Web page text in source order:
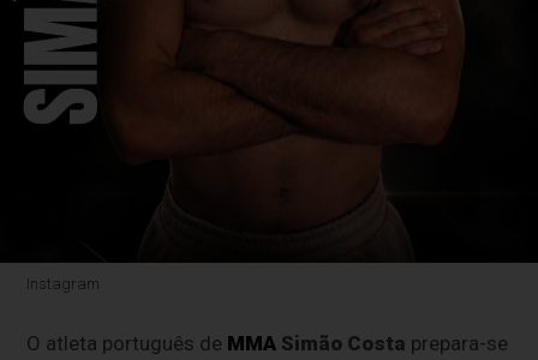
Instagram
O atleta português de MMA Simão Costa prepara-se